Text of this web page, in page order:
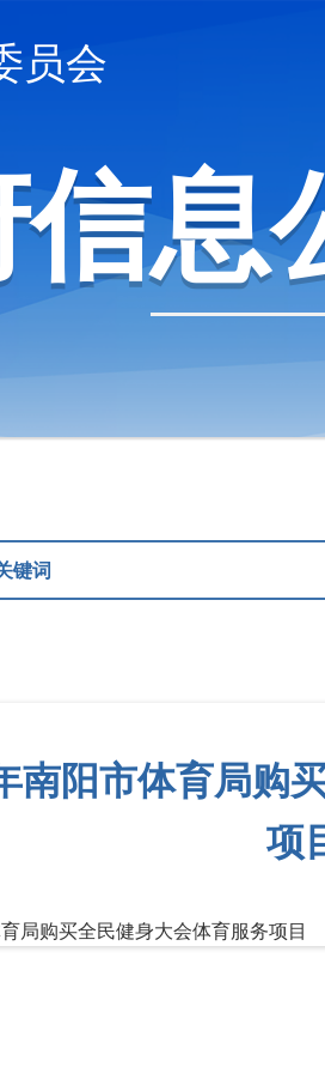
员会
息
南阳市体育局购
项
局购买全民健身大会体育服务项目